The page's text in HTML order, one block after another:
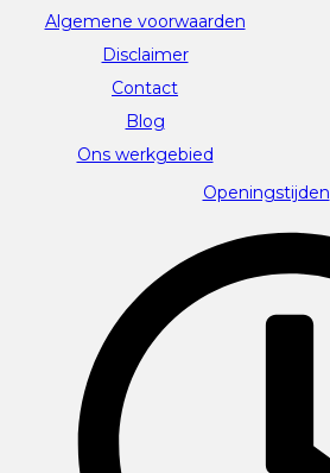
Algemene voorwaarden
Disclaimer
Contact
Blog
Ons werkgebied
Openingstijden